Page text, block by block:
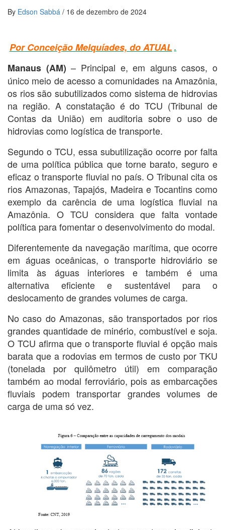
By Edson Sabbá / 16 de dezembro de 2024
Por Conceição Melquíades, do ATUAL.
Manaus (AM) – Principal e, em alguns casos, o
único meio de acesso a comunidades na Amazônia,
os rios são subutilizados como sistema de hidrovias
na região. A constatação é do TCU (Tribunal de
Contas da União) em auditoria sobre o uso de
hidrovias como logística de transporte.
Segundo o TCU, essa subutilização ocorre por falta
de uma política pública que torne barato, seguro e
eficaz o transporte fluvial no país. O Tribunal cita os
rios Amazonas, Tapajós, Madeira e Tocantins como
exemplo da carência de uma logística fluvial na
Amazônia. O TCU considera que falta vontade
política para fomentar o desenvolvimento do modal.
Diferentemente da navegação marítima, que ocorre
em águas oceânicas, o transporte hidroviário se
limita às águas interiores e também é uma
alternativa eficiente e sustentável para o
deslocamento de grandes volumes de carga.
No caso do Amazonas, são transportados por rios
grandes quantidade de minério, combustível e soja.
O TCU afirma que o transporte fluvial é opção mais
barata que a rodovias em termos de custo por TKU
(tonelada por quilômetro útil) em comparação
também ao modal ferroviário, pois as embarcações
fluviais podem transportar grandes volumes de
carga de uma só vez.